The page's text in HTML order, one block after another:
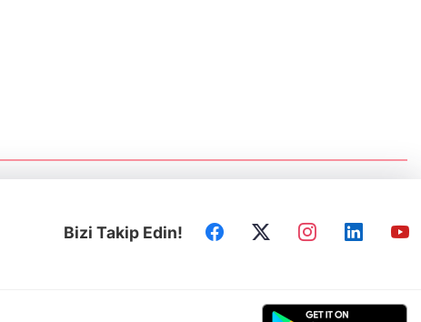
Irak Türklüğünün siyasi mücadelesi
Bizi Takip Edin!